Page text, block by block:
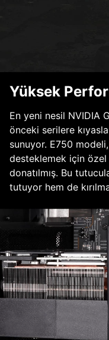
Yüksek
En yeni nesil NVIDIA
önceki serilere
sunuyor. E750
desteklemek için özel
donatılmış. Bu
tutuyor hem de